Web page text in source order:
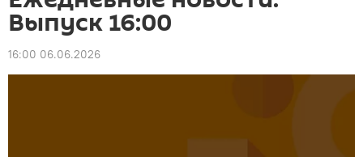
Выпуск 16:00
16:00 06.06.2026